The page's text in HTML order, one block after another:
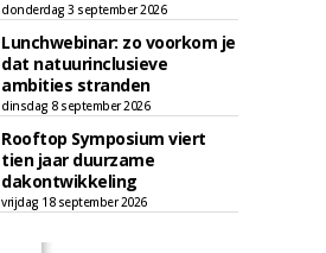
donderdag 3 september 2026
Lunchwebinar: zo voorkom je
dat natuurinclusieve
ambities stranden
dinsdag 8 september 2026
Rooftop Symposium viert
tien jaar duurzame
dakontwikkeling
vrijdag 18 september 2026